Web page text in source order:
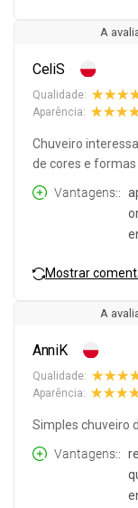
A
CeliS
Qualidade:
Aparência:
Chuveiro
de cores e
Vantagens:
Mostrar
A
AnniK
Qualidade:
Aparência:
Simples chuveiro
Vantagens: